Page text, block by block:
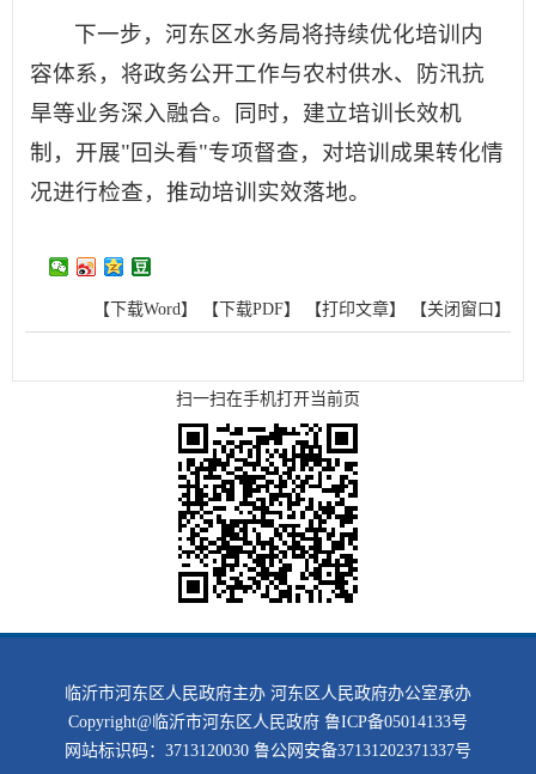
下一步，河东区水务局将持续优化培训内
容体系，将政务公开工作与农村供水、防汛抗
旱等业务深入融合。同时，建立培训长效机
制，开展"回头看"专项督查，对培训成果转化情
况进行检查，推动培训实效落地。
【下载Word】 【下载PDF】 【打印文章】 【关闭窗口】
扫一扫在手机打开当前页
临沂市河东区人民政府主办 河东区人民政府办公室承办
Copyright@临沂市河东区人民政府 鲁ICP备05014133号
网站标识码：3713120030 鲁公网安备37131202371337号